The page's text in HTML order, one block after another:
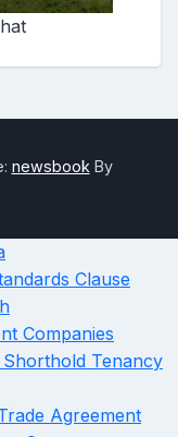
newsbook By
Clause
Companies
Tenancy
Agreement